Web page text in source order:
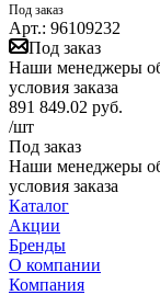
Под заказ
Арт.: 96109232
Под заказ
Наши менеджеры
условия заказа
891 849.02 руб.
/шт
Под заказ
Наши менеджеры
условия заказа
Каталог
Акции
Бренды
О компании
Компания